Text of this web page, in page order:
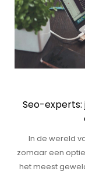
Seo-
In de wereld
zomaar een
het meest